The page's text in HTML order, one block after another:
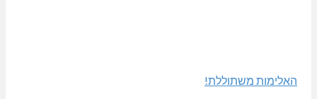
האלימות משתוללת!